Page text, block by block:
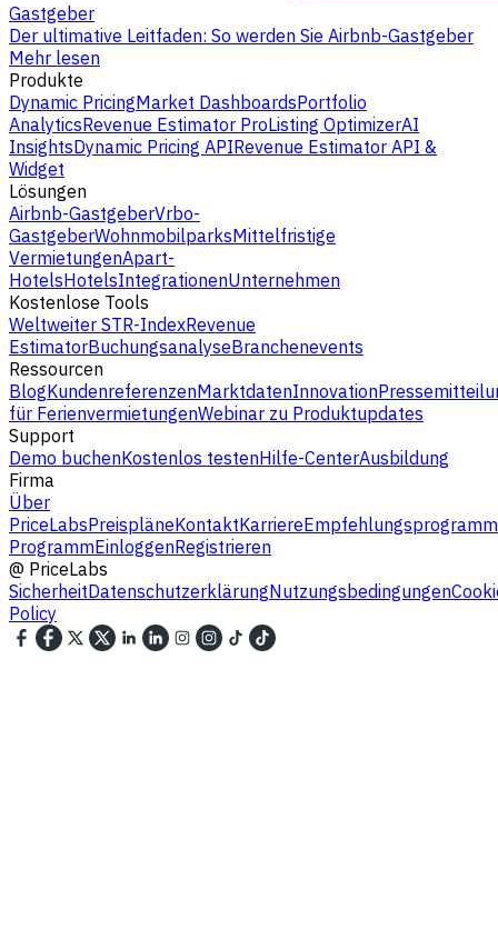
Gastgeber
Der ultimative Leitfaden: So werden Sie Airbnb-Gastgeber
Mehr lesen
Produkte
Dynamic PricingMarket DashboardsPortfolio
AnalyticsRevenue Estimator ProListing OptimizerAI
InsightsDynamic Pricing APIRevenue Estimator API &
Widget
Lösungen
Airbnb-GastgeberVrbo-
GastgeberWohnmobilparksMittelfristige
VermietungenApart-
HotelsHotelsIntegrationenUnternehmen
Kostenlose Tools
Weltweiter STR-IndexRevenue
EstimatorBuchungsanalyseBranchenevents
Ressourcen
BlogKundenreferenzenMarktdatenInnovation
für FerienvermietungenWebinar zu Produktupdates
Support
Demo buchenKostenlos testenHilfe-CenterAusbildung
Firma
Über
PriceLabsPreispläneKontaktKarriereEmpfehlungsprogramm
ProgrammEinloggenRegistrieren
@ PriceLabs
SicherheitDatenschutzerklärungNutzungsbedingungen
Policy